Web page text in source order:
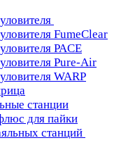
FumeClear
PACE
Pure-Air
WARP
станции
для пайки
станций